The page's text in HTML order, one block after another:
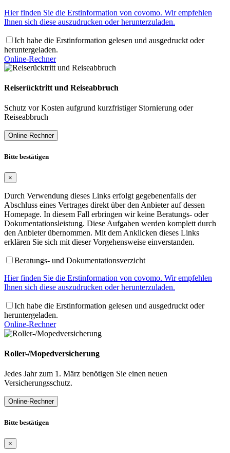
Hier finden Sie die Erstinformation von covomo. Wir empfehlen
Ihnen sich diese auszudrucken oder herunterzuladen.
Ich habe die Erstinformation gelesen und ausgedruckt oder
heruntergeladen.
Online-Rechner
Reiserücktritt und Reiseabbruch
Schutz vor Kosten aufgrund kurzfristiger Stornierung oder
Reiseabbruch
Online-Rechner
Bitte bestätigen
×
Durch Verwendung dieses Links erfolgt gegebenenfalls der
Abschluss eines Vertrages direkt über den Anbieter auf dessen
Homepage. In diesem Fall erbringen wir keine Beratungs- oder
Dokumentationsleistung. Diese Aufgaben werden komplett durch
den Anbieter übernommen. Mit dem Anklicken dieses Links
erklären Sie sich mit dieser Vorgehensweise einverstanden.
Beratungs- und Dokumentationsverzicht
Hier finden Sie die Erstinformation von covomo. Wir empfehlen
Ihnen sich diese auszudrucken oder herunterzuladen.
Ich habe die Erstinformation gelesen und ausgedruckt oder
heruntergeladen.
Online-Rechner
Roller-/Mopedversicherung
Jedes Jahr zum 1. März benötigen Sie einen neuen
Versicherungsschutz.
Online-Rechner
Bitte bestätigen
×